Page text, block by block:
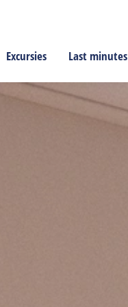
Excursies Last minutes